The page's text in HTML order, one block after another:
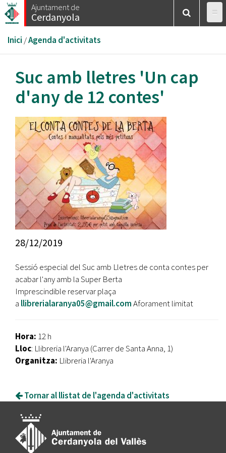
Vés
al
Ajuntament de
Cerdanyola
Esteu
aquí
Inici /Agenda d'activitats
Suc amb lletres 'Un cap
d'any de 12 contes'
28/12/2019
Sessió especial del Suc amb Lletres de conta contes per
acabar l'any amb la Super Berta
Imprescindible reservar plaça
a llibrerialaranya05@gmail.comAforament limitat
Hora: 12 h
Lloc: Llibreria l'Aranya (Carrer de Santa Anna, 1)
Organitza: Llibreria l'Aranya
Tornar al llistat de l'agenda d'activitats